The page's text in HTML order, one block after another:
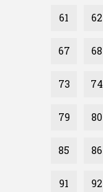
61 62
67 68
73 74
79 80
85 86
91 92